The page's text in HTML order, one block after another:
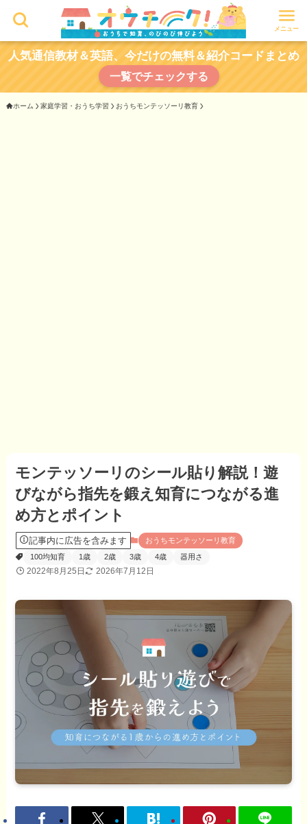
メニュー
人気通信教材＆英語、今だけの無料＆紹介コードまとめ
一覧でチェックする
ホーム 家庭学習・おうち学習 おうちモンテッソーリ教育
モンテッソーリのシール貼り解説！遊
びながら指先を鍛え知育につながる進
め方とポイント
記事内に広告を含みます
おうちモンテッソーリ教育
100均知育
1歳 2歳 3歳 4歳 器用さ
2022年8月25日 2026年7月12日